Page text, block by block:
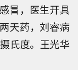
冒，医生开具
天药，刘睿病
氏度。王光华